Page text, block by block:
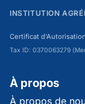
INSTITUTION
Certificat
Tax ID: 0370063279
À propos
À propos de